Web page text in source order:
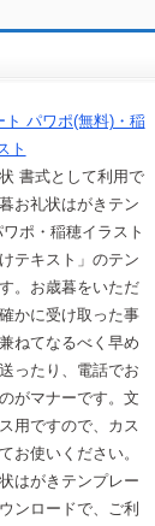
ト パワポ(無料)・稲
ト
書式として利用で
お礼状はがきテン
ポ・稲穂イラスト
テキスト」のテン
。お歳暮をいただ
かに受け取った事
ねてなるべく早め
ったり、電話でお
がマナーです。文
用ですので、カス
お使いください。
はがきテンプレー
ンロードで、ご利